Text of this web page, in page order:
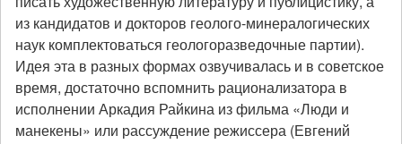
из кандидатов и докторов геолого-минералогических
наук комплектоваться геологоразведочные партии).
Идея эта в разных формах озвучивалась и в советское
время, достаточно вспомнить рационализатора в
исполнении Аркадия Райкина из фильма «Люди и
манекены» или рассуждение режиссера (Евгений